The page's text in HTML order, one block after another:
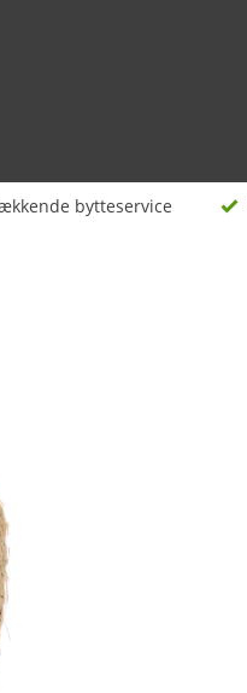
bytteservice